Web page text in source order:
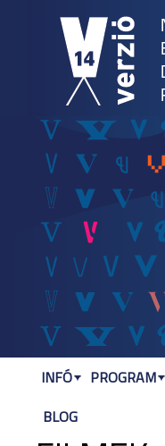
INFÓ PROGRAM
BLOG